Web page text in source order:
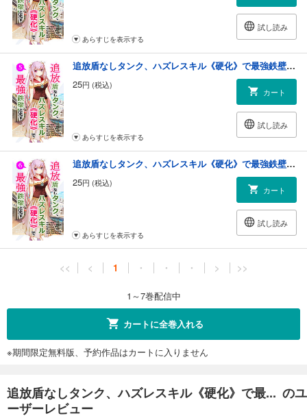
試し読み
あらすじを表示する
追放盾なしタンク、ハズレスキル《硬化》で最強鉄壁と化す【単話】(5)
25円 (税込)
カート
試し読み
あらすじを表示する
追放盾なしタンク、ハズレスキル《硬化》で最強鉄壁と化す【単話】(6)
25円 (税込)
カート
試し読み
あらすじを表示する
<< < 1 ・ ・ ・ > >>
1～7巻配信中
カートに全巻入れる
※期間限定無料版、予約作品はカートに入りません
追放盾なしタンク、ハズレスキル《硬化》で最... のユ
ーザーレビュー